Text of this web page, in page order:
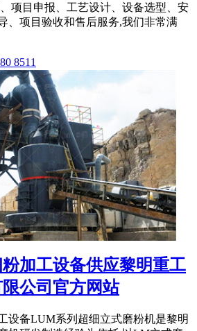
项目申报、工艺设计、设备选型、安
、项目验收和售后服务,我们非常满
8511
加工设备供应黎明重工
公司官方网站
设备LUM系列超细立式磨粉机是黎明